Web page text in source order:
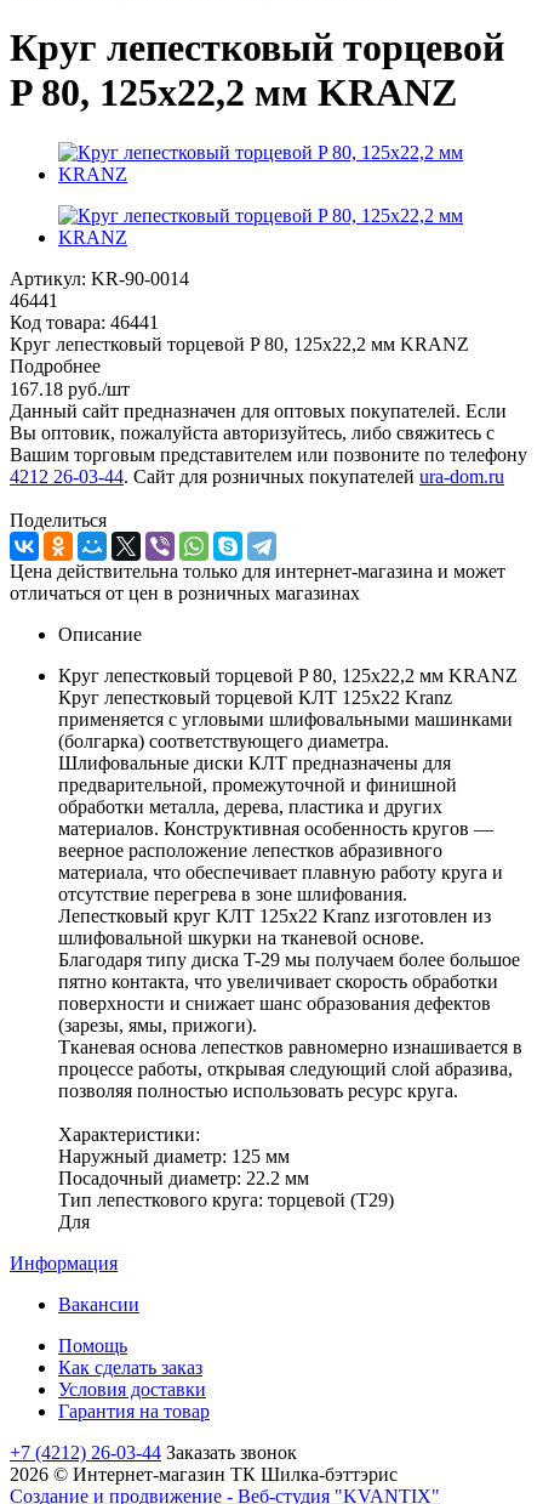
Круг лепестковый торцевой
P 80, 125х22,2 мм KRANZ
Артикул: KR-90-0014
46441
Код товара: 46441
Круг лепестковый торцевой P 80, 125х22,2 мм KRANZ
Подробнее
167.18 руб./шт
Данный сайт предназначен для оптовых покупателей. Если
Вы оптовик, пожалуйста авторизуйтесь, либо свяжитесь с
Вашим торговым представителем или позвоните по телефону
4212 26-03-44. Сайт для розничных покупателей ura-dom.ru
Поделиться
Цена действительна только для интернет-магазина и может
отличаться от цен в розничных магазинах
Описание
Круг лепестковый торцевой P 80, 125х22,2 мм KRANZ
Круг лепестковый торцевой КЛТ 125х22 Kranz
применяется с угловыми шлифовальными машинками
(болгарка) соответствующего диаметра.
Шлифовальные диски КЛТ предназначены для
предварительной, промежуточной и финишной
обработки металла, дерева, пластика и других
материалов. Конструктивная особенность кругов —
веерное расположение лепестков абразивного
материала, что обеспечивает плавную работу круга и
отсутствие перегрева в зоне шлифования.
Лепестковый круг КЛТ 125х22 Kranz изготовлен из
шлифовальной шкурки на тканевой основе.
Благодаря типу диска T-29 мы получаем более большое
пятно контакта, что увеличивает скорость обработки
поверхности и снижает шанс образования дефектов
(зарезы, ямы, прижоги).
Тканевая основа лепестков равномерно изнашивается в
процессе работы, открывая следующий слой абразива,
позволяя полностью использовать ресурс круга.
Характеристики:
Наружный диаметр: 125 мм
Посадочный диаметр: 22.2 мм
Тип лепесткового круга: торцевой (Т29)
Для
Информация
Вакансии
Помощь
Как сделать заказ
Условия доставки
Гарантия на товар
+7 (4212) 26-03-44 Заказать звонок
2026 © Интернет-магазин ТК Шилка-бэттэрис
Создание и продвижение - Веб-студия "KVANTIX"